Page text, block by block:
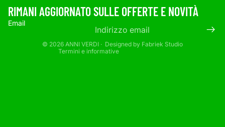
RIMANI AGGIORNATO SULLE OFFERTE E NOVITÀ
Email
© 2026 ANNI VERDI · Designed by Fabriek Studio
Termini e informative
Informativa sulle spedizioni